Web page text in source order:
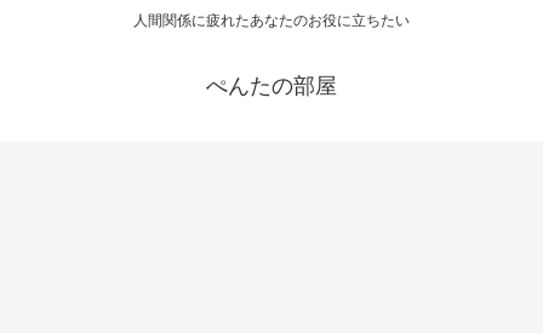
人間関係に疲れたあなたのお役に立ちたい
ぺんたの部屋